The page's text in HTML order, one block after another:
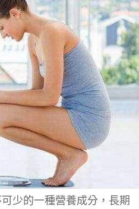
少的一種營養成分，長期